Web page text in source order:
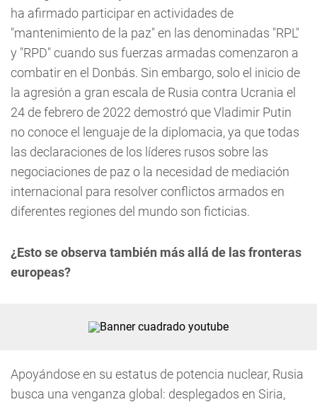
ha afirmado participar en actividades de
"mantenimiento de la paz" en las denominadas "RPL"
y "RPD" cuando sus fuerzas armadas comenzaron a
combatir en el Donbás. Sin embargo, solo el inicio de
la agresión a gran escala de Rusia contra Ucrania el
24 de febrero de 2022 demostró que Vladimir Putin
no conoce el lenguaje de la diplomacia, ya que todas
las declaraciones de los líderes rusos sobre las
negociaciones de paz o la necesidad de mediación
internacional para resolver conflictos armados en
diferentes regiones del mundo son ficticias.
¿Esto se observa también más allá de las fronteras
europeas?
Apoyándose en su estatus de potencia nuclear, Rusia
busca una venganza global: desplegados en Siria,